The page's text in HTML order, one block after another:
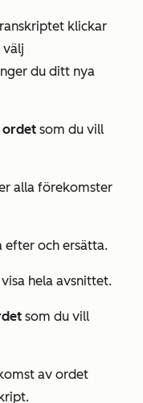
klickar
välj
du ditt nya
ordet som du vill
alla förekomster
efter och ersätta.
hela avsnittet.
som du vill
av ordet